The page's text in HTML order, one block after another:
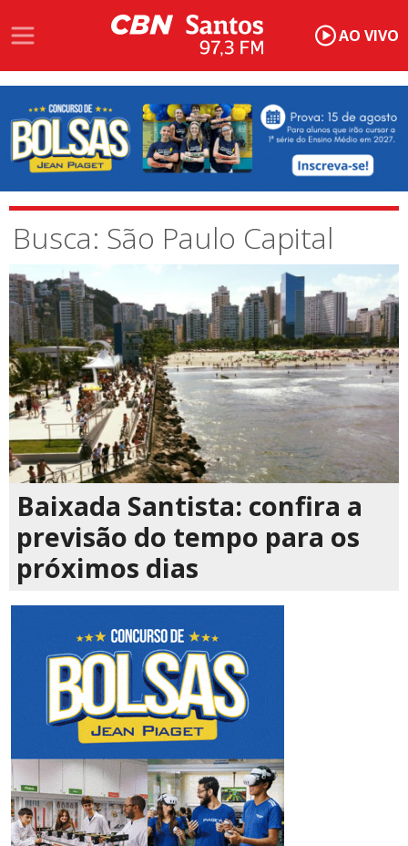
AO VIVO
Busca: São Paulo Capital
Baixada Santista: confira a
previsão do tempo para os
próximos dias